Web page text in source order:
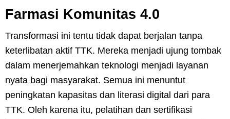
Farmasi Komunitas 4.0
Transformasi ini tentu tidak dapat berjalan tanpa
keterlibatan aktif TTK. Mereka menjadi ujung tombak
dalam menerjemahkan teknologi menjadi layanan
nyata bagi masyarakat. Semua ini menuntut
peningkatan kapasitas dan literasi digital dari para
TTK. Oleh karena itu, pelatihan dan sertifikasi